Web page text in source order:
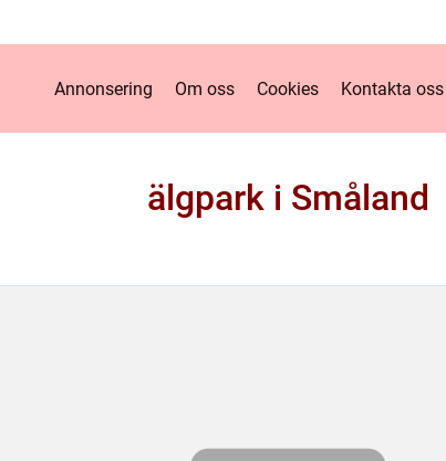
Annonsering Om oss Cookies Kontakta oss
älgpark i Småland